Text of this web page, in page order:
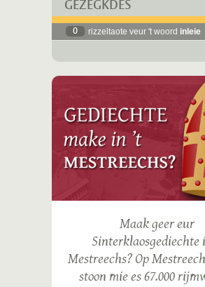
GEZÈGKDES
0 rizzeltaote veur 't woord inleie
Maak geer eur
Sinterklaosgediechte
Mestreechs? Op
stoon mie es 67.000